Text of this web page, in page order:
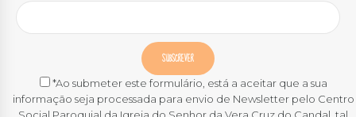
*Ao submeter este formulário, está a aceitar que a sua
informação seja processada para envio de Newsletter pelo Centro
Social Paroquial da Igreja do Senhor da Vera Cruz do Candal, tal